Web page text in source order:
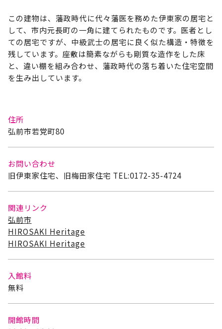
この建物は、藩政時代に代々藩医を務めた伊東家の居宅と
して、市内元長町の一角に建てられたものです。医者とし
ての居宅ですが、中級武士の居宅に良く似た構造・特徴を
残しています。座敷は簡素ながらも剛質な造作をした床
と、違い棚を組み合わせ、藩政時代の落ち着いた住宅空間
を生み出しています。
住所
弘前市若党町80
お問い合わせ
旧伊東家住宅、旧梅田家住宅 TEL:0172-35-4724
関連リンク
弘前市
HIROSAKI Heritage
HIROSAKI Heritage
入館料
無料
開館時間